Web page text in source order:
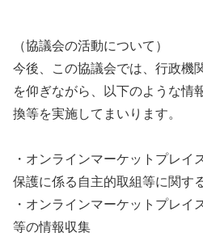
（協議会の活動について）
今後、この協議会では、⾏政機
を仰ぎながら、以下のような情
換等を実施してまいります。
・オンラインマーケットプレイ
保護に係る⾃主的取組等に関す
・オンラインマーケットプレイ
等の情報収集